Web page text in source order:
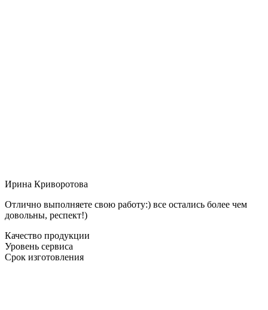
Ирина Криворотова
Отлично выполняете свою работу:) все остались более чем
довольны, респект!)
Качество продукции
Уровень сервиса
Срок изготовления